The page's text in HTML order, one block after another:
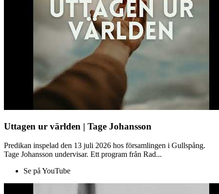
Uttagen ur världen | Tage Johansson
Predikan inspelad den 13 juli 2026 hos församlingen i Gullspång.
Tage Johansson undervisar. Ett program från Rad...
Se på YouTube